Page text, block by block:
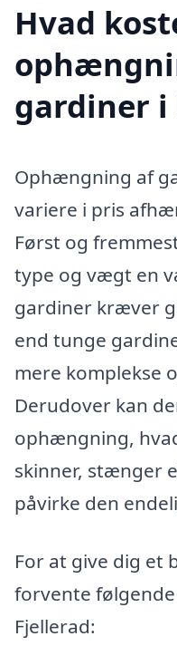
Hvad
gardiner i
Ophængning af
variere i pris
Først og
type og vægt en
gardiner kræver
end tunge
mere komplekse
Derudover kan
ophængning,
skinner, stænger
påvirke den
For at give dig et
forvente
Fjellerad: